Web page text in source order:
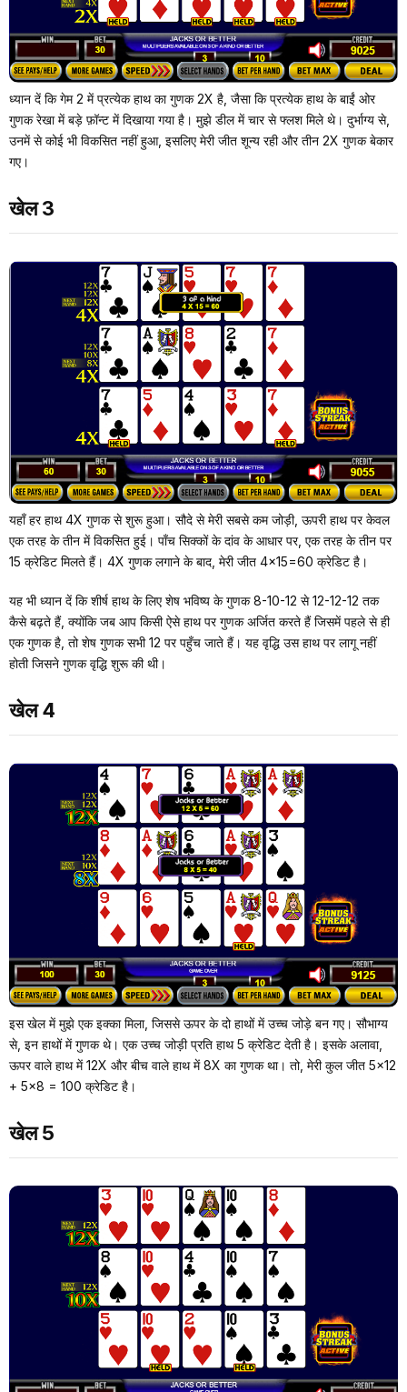
ध्यान दें कि गेम 2 में प्रत्येक हाथ का गुणक 2X है, जैसा कि प्रत्येक हाथ के बाईं ओर
गुणक रेखा में बड़े फ़ॉन्ट में दिखाया गया है। मुझे डील में चार से फ्लश मिले थे। दुर्भाग्य से,
उनमें से कोई भी विकसित नहीं हुआ, इसलिए मेरी जीत शून्य रही और तीन 2X गुणक बेकार
गए।
खेल 3
यहाँ हर हाथ 4X गुणक से शुरू हुआ। सौदे से मेरी सबसे कम जोड़ी, ऊपरी हाथ पर केवल
एक तरह के तीन में विकसित हुई। पाँच सिक्कों के दांव के आधार पर, एक तरह के तीन पर
15 क्रेडिट मिलते हैं। 4X गुणक लगाने के बाद, मेरी जीत 4×15=60 क्रेडिट है।
यह भी ध्यान दें कि शीर्ष हाथ के लिए शेष भविष्य के गुणक 8-10-12 से 12-12-12 तक
कैसे बढ़ते हैं, क्योंकि जब आप किसी ऐसे हाथ पर गुणक अर्जित करते हैं जिसमें पहले से ही
एक गुणक है, तो शेष गुणक सभी 12 पर पहुँच जाते हैं। यह वृद्धि उस हाथ पर लागू नहीं
होती जिसने गुणक वृद्धि शुरू की थी।
खेल 4
इस खेल में मुझे एक इक्का मिला, जिससे ऊपर के दो हाथों में उच्च जोड़े बन गए। सौभाग्य
से, इन हाथों में गुणक थे। एक उच्च जोड़ी प्रति हाथ 5 क्रेडिट देती है। इसके अलावा,
ऊपर वाले हाथ में 12X और बीच वाले हाथ में 8X का गुणक था। तो, मेरी कुल जीत 5×12
+ 5×8 = 100 क्रेडिट है।
खेल 5